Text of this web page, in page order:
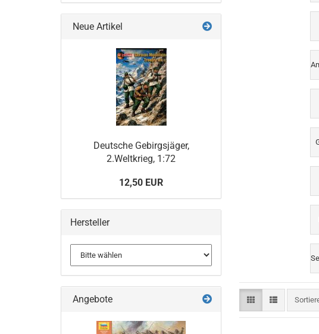
Neue Artikel
Deutsche Gebirgsjäger,
2.Weltkrieg, 1:72
12,50 EUR
Hersteller
Angebote